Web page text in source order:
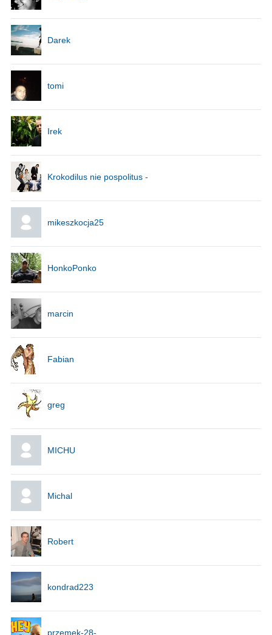
Darek
tomi
Irek
Krokodilus nie pospolitus -
mikeszkocja25
HonkoPonko
marcin
Fabian
greg
MICHU
Michal
Robert
kondrad223
przemek-28-